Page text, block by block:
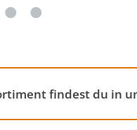
findest du in